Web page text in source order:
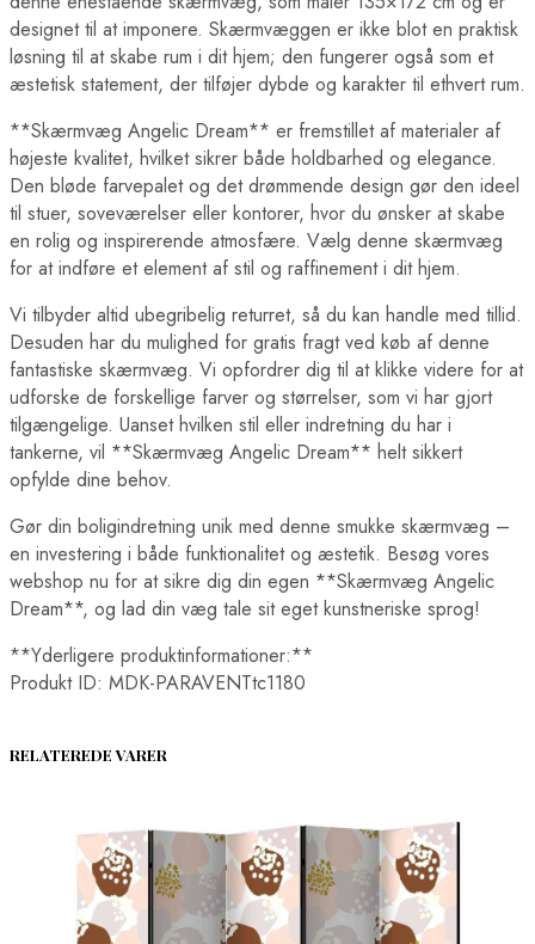
designet til at imponere. Skærmvæggen er ikke blot en praktisk
løsning til at skabe rum i dit hjem; den fungerer også som et
æstetisk statement, der tilføjer dybde og karakter til ethvert rum.
**Skærmvæg Angelic Dream** er fremstillet af materialer af
højeste kvalitet, hvilket sikrer både holdbarhed og elegance.
Den bløde farvepalet og det drømmende design gør den ideel
til stuer, soveværelser eller kontorer, hvor du ønsker at skabe
en rolig og inspirerende atmosfære. Vælg denne skærmvæg
for at indføre et element af stil og raffinement i dit hjem.
Vi tilbyder altid ubegribelig returret, så du kan handle med tillid.
Desuden har du mulighed for gratis fragt ved køb af denne
fantastiske skærmvæg. Vi opfordrer dig til at klikke videre for at
udforske de forskellige farver og størrelser, som vi har gjort
tilgængelige. Uanset hvilken stil eller indretning du har i
tankerne, vil **Skærmvæg Angelic Dream** helt sikkert
opfylde dine behov.
Gør din boligindretning unik med denne smukke skærmvæg –
en investering i både funktionalitet og æstetik. Besøg vores
webshop nu for at sikre dig din egen **Skærmvæg Angelic
Dream**, og lad din væg tale sit eget kunstneriske sprog!
**Yderligere produktinformationer:**
Produkt ID: MDK-PARAVENTtc1180
RELATEREDE VARER